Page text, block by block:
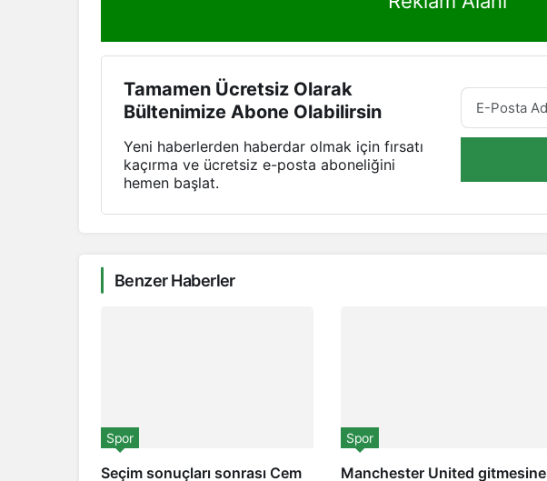
Tamamen Ücretsiz Olarak
Bültenimize Abone Olabilirsin
Yeni haberlerden haberdar olmak için fırsatı
kaçırma ve ücretsiz e-posta aboneliğini
hemen başlat.
Benzer Haberler
Seçim sonuçları sonrası Cem
Spor
Manchester United gitmesine
Spor